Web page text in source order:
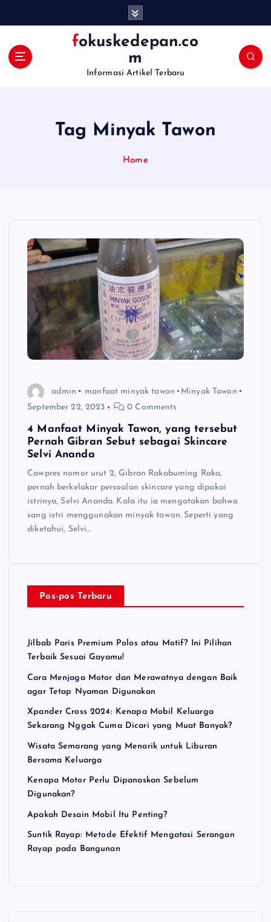
fokuskedepan.co
m
Informasi Artikel Terbaru
Tag Minyak Tawon
Home
admin manfaat minyak tawon
Minyak Tawon
September 22, 2023
0 Comments
4 Manfaat Minyak Tawon, yang tersebut
Pernah Gibran Sebut sebagai Skincare
Selvi Ananda
Cawpres nomor urut 2, Gibran Rakabuming Raka,
pernah berkelakar persoalan skincare yang dipakai
istrinya, Selvi Ananda. Kala itu ia mengatakan bahwa
sang istri menggunakan minyak tawon. Seperti yang
diketahui, Selvi…
Pos-pos Terbaru
Jilbab Paris Premium Polos atau Motif? Ini Pilihan
Terbaik Sesuai Gayamu!
Cara Menjaga Motor dan Merawatnya dengan Baik
agar Tetap Nyaman Digunakan
Xpander Cross 2024: Kenapa Mobil Keluarga
Sekarang Nggak Cuma Dicari yang Muat Banyak?
Wisata Semarang yang Menarik untuk Liburan
Bersama Keluarga
Kenapa Motor Perlu Dipanaskan Sebelum
Digunakan?
Apakah Desain Mobil Itu Penting?
Suntik Rayap: Metode Efektif Mengatasi Serangan
Rayap pada Bangunan